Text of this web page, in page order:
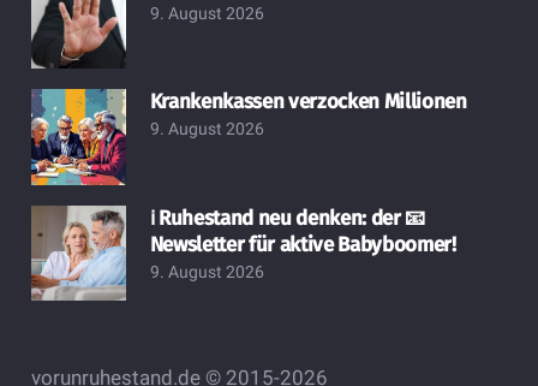
9. August 2026
Krankenkassen verzocken Millionen
9. August 2026
ℹ️ Ruhestand neu denken: der 📧
Newsletter für aktive Babyboomer!
9. August 2026
vorunruhestand.de © 2015-2026